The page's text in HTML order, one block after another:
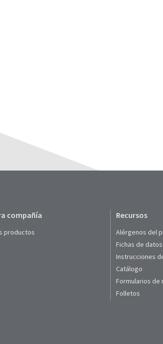
compañía
productos
Recursos
Alérgenos del
Fichas de
Instrucciones
Catálogo
Formularios de
Folletos